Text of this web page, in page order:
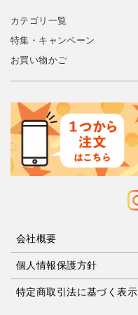
カテゴリ一覧
特集・キャンペーン
お買い物かご
会社概要
個人情報保護方針
特定商取引法に基づく表示